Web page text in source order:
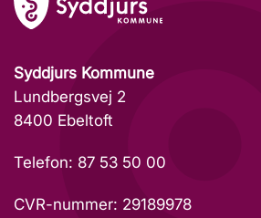
Syddjurs Kommune
Lundbergsvej 2
8400 Ebeltoft
Telefon: 87 53 50 00
CVR-nummer: 29189978